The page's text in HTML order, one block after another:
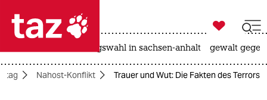
 taz zahl ich
taz zahl ich

taz zahl ich
landtagswahl in sachsen-anhalt gewalt
Nahost-Konflikt Trauer und Wut: Die Fakten des Terrors